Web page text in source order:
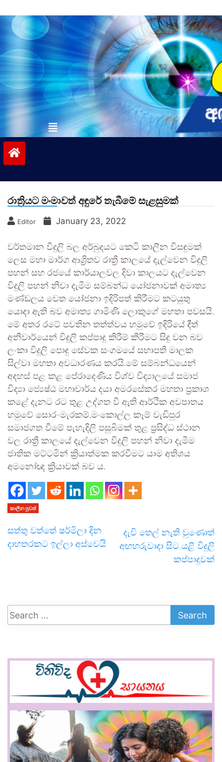
to
contentvinivida.lk
රාත්‍රියට මංමාවත් අඳුරේ තැබීමේ සැළසුමක්
Editor January 23, 2022
වර්තමාන විදුලි බල අර්බුදයට කෙටි කාලීන විසඳුමක්
ලෙස මහා මාර්ග ආශ්‍රිතව රාත්‍රී කාලයේ දැල්වෙන විදුලි
පහන් සහ රජයේ කාර්යාලවල දිවා කාලයට දැල්වෙන
විදුලි පහන් නිවා දැමීම සම්බන්ධ යෝජනාවක් අමාත්‍ය
මණ්ඩලය වෙත යෝජනා ඉදිරිපත් කිරීමට කටයුතු
යොදා ඇති බව අමාත්‍ය ගාමිණි ලොකුගේ මහතා පවසයි.
මේ අතර රටේ පවතින තත්ත්වය හමුවේ ඉදිරියේ දීත්
අනිවාර්යෙන් විදුලි කප්පාදු කිරීම් කිරීමට සිදු වන බව
ලංකා විදුලි පොදු සේවක සංගමයේ සභාපති මාලක
සිල්වා මහතා අවධාරණය කරයි.මේ සම්බන්ධයෙන්
අදහස් පළ කළ පේරාදෙණිය විශ්ව විද්‍යාලයේ සමාජ
විද්‍යා ජ්‍යෙෂ්ඨ මහාචාර්ය දයා අමරසේකර මහතා ප්‍රකාශ
කළේ දැනට රට තුළ උද්ගත වී ඇති ආර්ථික අවපාතය
හමුවේ සොර-මැරකම්,මංකොල්ල කෑම් වැඩිපුර
සමාජගත වීමේ පැහැදිලි පසුබිමක් තුළ ප්‍රසිද්ධ ස්ථාන
වල රාත්‍රී කාලයේ දැල්වෙන විදුලි පහන් නිවා දැමීම
ජාතික මට්ටමින් ක්‍රියාත්මක කරවීමට යාම අතිශය
අමනෝඥ ක්‍රියාවක් බව ය.
කාලීන පුවත්
සත්තු වත්තේ ෂර්මිලා දින
දාහතරකට ඉල්ලා අස්වෙයි
දැවි තෙල් නැති වුණොත්
අඟහරුවාදා සිට යළි විදුලි
කප්පාදුවක්